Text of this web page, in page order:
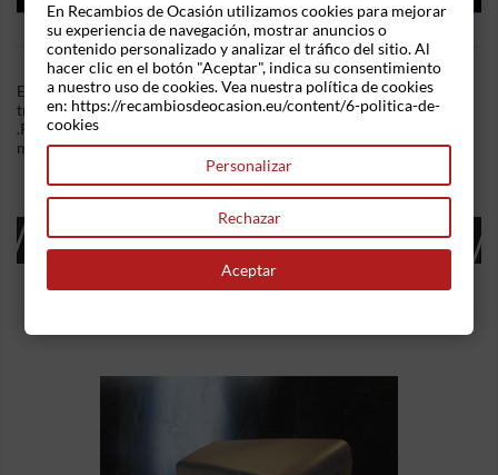
DETALLES DEL PRODUCTO
En Recambios de Ocasion disponemos de Cinturon seguridad
trasero izquierdo Peugeot Partner (2002-2008) 1.9 D (69 cv)
.Referencia Interna: 06281749004289. Ademas, disponemos de
mas recambios, si tiene cualquier duda consultenos.
16 OTROS PRODUCTOS EN LA MISMA
CATEGORÍA:
En Recambios de Ocasión utilizamos cookies para mejorar
su experiencia de navegación, mostrar anuncios o
contenido personalizado y analizar el tráfico del sitio. Al
hacer clic en el botón "Aceptar", indica su consentimiento
a nuestro uso de cookies. Vea nuestra política de cookies
en: https://recambiosdeocasion.eu/content/6-politica-de-
cookies
Personalizar
Rechazar
Aceptar